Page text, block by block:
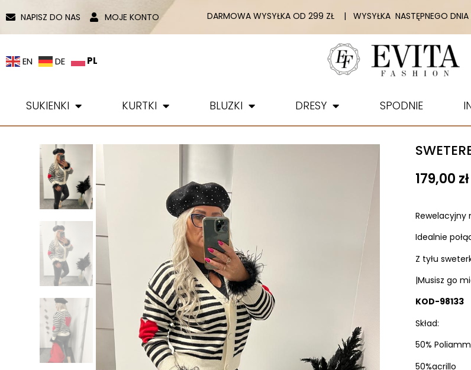
NAPISZ DO NAS MOJE KONTO DARMOWA WYSYŁKA OD 299 ZŁ | WYSYŁKA NASTĘPNEGO
EN DE PL
SUKIENKI KURTKI BLUZKI DRESY SPODNIE
179,00 zł
Rewelacyjny
Idealnie
Z tyłu
|Musisz go
KOD-98133
Skład:
50%
50%acrillo